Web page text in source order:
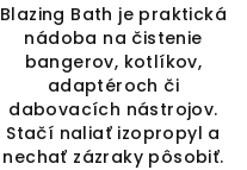
Blazing Bath je praktická
nádoba na čistenie
bangerov, kotlíkov,
adaptéroch či
dabovacích nástrojov.
Stačí naliať izopropyl a
nechať zázraky pôsobiť.